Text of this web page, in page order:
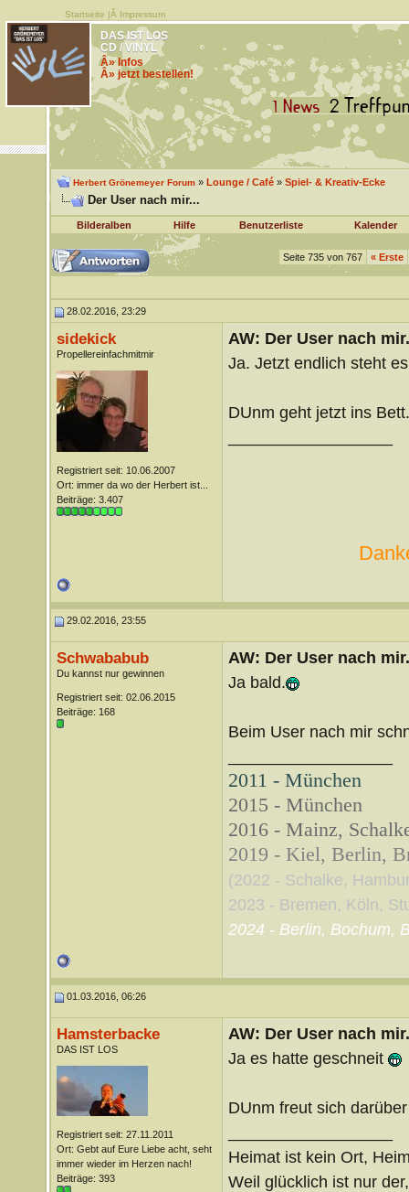
Startseite |Â Impressum
DAS IST LOS
CD / VINYL
Â» Infos
Â» jetzt bestellen!
Herbert Grönemeyer Forum» Lounge / Café» Spiel- & Kreativ-Ecke
Der User nach mir...
Bilderalben Hilfe Benutzerliste Kalender
Seite 735 von 767 «Erste
28.02.2016, 23:29
sidekick
Propellereinfachmitmir
Registriert seit: 10.06.2007
Ort: immer da wo der Herbert ist...
Beiträge: 3.407
AW: Der User nach
Ja. Jetzt endlich steht
DUnm geht jetzt ins Bett.
29.02.2016, 23:55
Schwababub
Du kannst nur gewinnen
Registriert seit: 02.06.2015
Beiträge: 168
AW: Der User nach
Ja bald.
Beim User nach mir
2011 - München
2015 - München
2016 - Mainz,
2019 - Kiel, Berlin,
(2022 - Schalke,
2023 - Bremen, Köln,
2024 - Berlin, Bochum,
01.03.2016, 06:26
Hamsterbacke
DAS IST LOS
Registriert seit: 27.11.2011
Ort: Gebt auf Eure Liebe acht, seht
immer wieder im Herzen nach!
Beiträge: 393
AW: Der User nach
Ja es hatte geschneit
DUnm freut sich darüber
Heimat ist kein Ort,
Weil glücklich ist nur